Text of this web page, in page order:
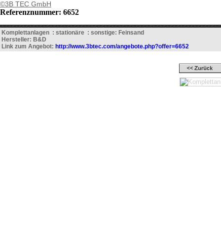
©3B TEC GmbH
Referenznummer: 6652
Komplettanlagen : stationäre : sonstige: Feinsand
Hersteller: B&D
Link zum Angebot: http://www.3btec.com/angebote.php?offer=6652